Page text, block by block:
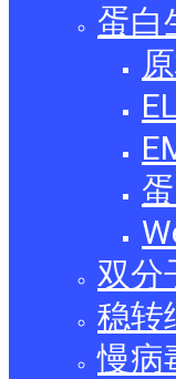
蛋白
双分
稳转
慢病